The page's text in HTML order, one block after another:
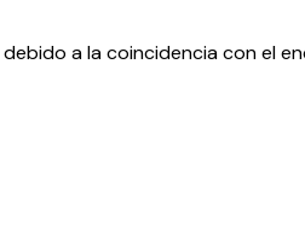
a la coincidencia con el